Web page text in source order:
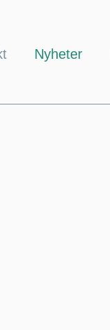
Nyheter